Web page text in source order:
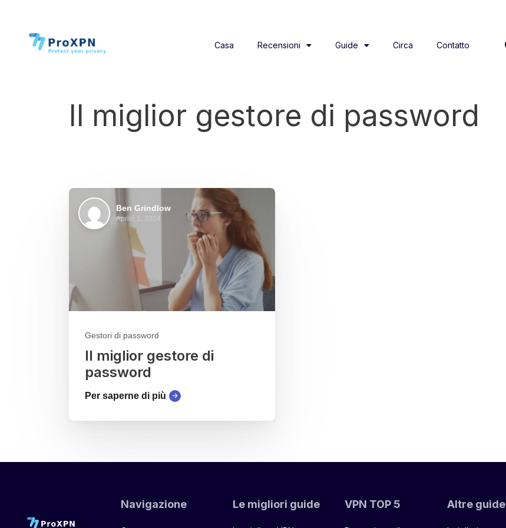
Casa Recensioni Guide Circa Contatto
Il miglior gestore di password
Ben Grindlow
Aprile 1, 2024
Gestori di password
Il miglior gestore di
password
Per saperne di più
Navigazione Le migliori guide VPN TOP 5 Altre guide